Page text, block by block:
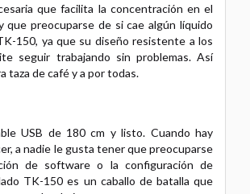
que facilita la concentración en el
que preocuparse de si cae algún líquido
150, ya que su diseño resistente a los
seguir trabajando sin problemas. Así
taza de café y a por todas.
USB de 180 cm y listo. Cuando hay
a nadie le gusta tener que preocuparse
de software o la configuración de
TK-150 es un caballo de batalla que